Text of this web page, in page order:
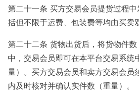
第二十一条 买方交易会员提货过程
括但不限于运费、包装费等均由买卖
第二十二条 货物出货后，将货物件
中，交易会员即可在本平台交易系统
量）。买方交易会员和卖方交易会员
内及时核对并确认实件数（重量）。